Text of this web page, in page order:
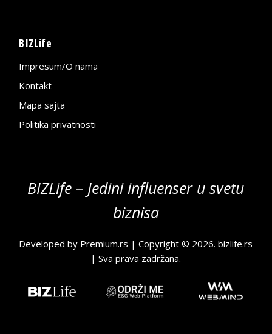
BIZLife
Impresum/O nama
Kontakt
Mapa sajta
Politika privatnosti
BIZLife – Jedini influenser u svetu
biznisa
Developed by Premium.rs | Copyright © 2026.bizlife.rs
| Sva prava zadržana.